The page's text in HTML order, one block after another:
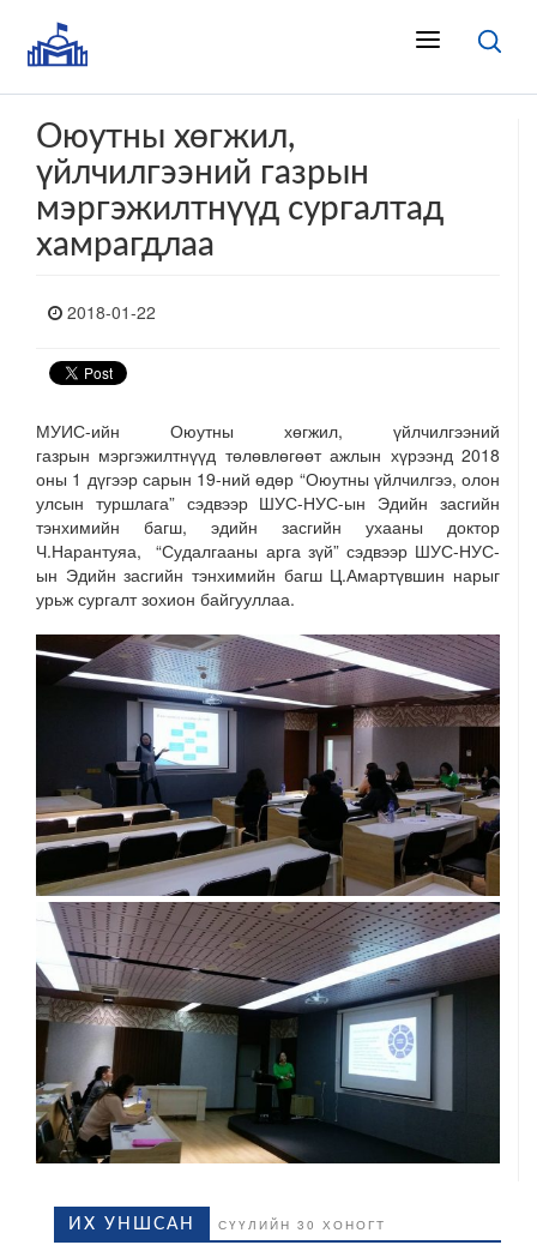
Оюутны хөгжил,
үйлчилгээний газрын
мэргэжилтнүүд сургалтад
хамрагдлаа
2018-01-22
МУИС-ийн Оюутны хөгжил, үйлчилгээний
газрын мэргэжилтнүүд төлөвлөгөөт ажлын хүрээнд 2018
оны 1 дүгээр сарын 19-ний өдөр “Оюутны үйлчилгээ, олон
улсын туршлага” сэдвээр ШУС-НУС-ын Эдийн засгийн
тэнхимийн багш, эдийн засгийн ухааны доктор
Ч.Нарантуяа, “Судалгааны арга зүй” сэдвээр ШУС-НУС-
ын Эдийн засгийн тэнхимийн багш Ц.Амартүвшин нарыг
урьж сургалт зохион байгууллаа.
ИХ УНШСАН СҮҮЛИЙН 30 ХОНОГТ